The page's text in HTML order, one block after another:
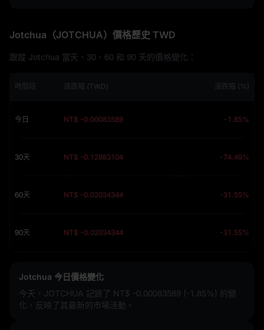
Jotchua（JOTCHUA）價格歷史 TWD
跟蹤 Jotchua 當天、30、60 和 90 天的價格變化：
時間段 漲跌幅 (TWD) 漲跌幅 (%)
今日 NT$ -0.00083589 -1.85%
30天 NT$ -0.12883104 -74.49%
60天 NT$ -0.02034344 -31.55%
90天 NT$ -0.02034344 -31.55%
Jotchua 今日價格變化
今天，JOTCHUA 記錄了 NT$ -0.00083589 (-1.85%) 的變
化，反映了其最新的市場活動。